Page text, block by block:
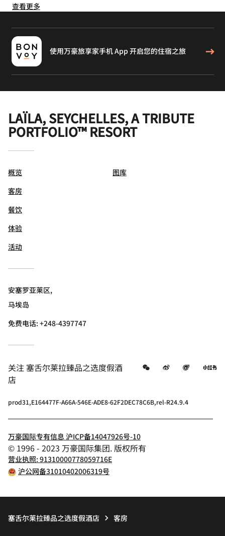
查看更多
使用万豪旅享家手机 App 开启您的住宿之旅
LAÏLA, SEYCHELLES, A TRIBUTE
PORTFOLIO™ RESORT
概览
客房
餐饮
体验
活动
图库
安塞罗亚莱区,
马埃岛
免费电话:+248-4397747
关注 塞舌尔莱拉臻品之选度假酒
店
微信 微博 飞猪
prod31,E164477F-A66A-546E-ADE8-62F2DEC78C6B,rel-R24.9.4
万豪国际专有信息 沪ICP备14047926号-10
© 1996 - 2023 万豪国际集团. 版权所有
营业执照: 91310000778059716E
沪公网备31010402006319号
塞舌尔莱拉臻品之选度假酒店 客房